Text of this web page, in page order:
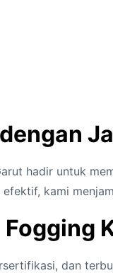
hadir untuk
kami
dan